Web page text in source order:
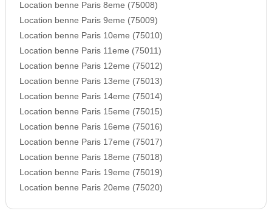
Location benne Paris 8eme (75008)
Location benne Paris 9eme (75009)
Location benne Paris 10eme (75010)
Location benne Paris 11eme (75011)
Location benne Paris 12eme (75012)
Location benne Paris 13eme (75013)
Location benne Paris 14eme (75014)
Location benne Paris 15eme (75015)
Location benne Paris 16eme (75016)
Location benne Paris 17eme (75017)
Location benne Paris 18eme (75018)
Location benne Paris 19eme (75019)
Location benne Paris 20eme (75020)